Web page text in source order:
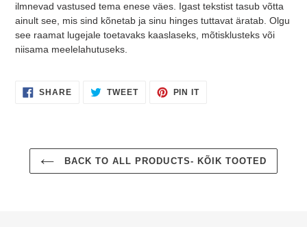
ilmnevad vastused tema enese väes. Igast tekstist tasub võtta
ainult see, mis sind kõnetab ja sinu hinges tuttavat äratab. Olgu
see raamat lugejale toetavaks kaaslaseks, mõtisklusteks või
niisama meelelahutuseks.
SHARESHARE TWEETTWEET
PIN ITPIN
BACK TO ALL PRODUCTS- KÕIK TOOTED